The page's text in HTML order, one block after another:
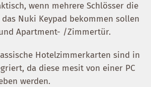
wenn mehrere Schlösser die
Nuki Keypad bekommen sollen
Apartment- /Zimmertür.
Hotelzimmerkarten sind in
da diese mesit von einer PC
werden.